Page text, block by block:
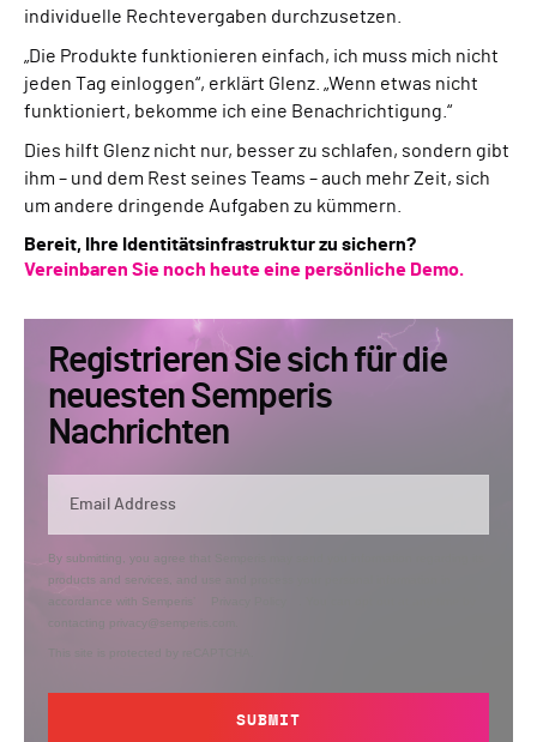
individuelle Rechtevergaben durchzusetzen.
„Die Produkte funktionieren einfach, ich muss mich nicht
jeden Tag einloggen“, erklärt Glenz. „Wenn etwas nicht
funktioniert, bekomme ich eine Benachrichtigung.“
Dies hilft Glenz nicht nur, besser zu schlafen, sondern gibt
ihm – und dem Rest seines Teams – auch mehr Zeit, sich
um andere dringende Aufgaben zu kümmern.
Bereit, Ihre Identitätsinfrastruktur zu sichern?
Vereinbaren Sie noch heute eine persönliche Demo.
Registrieren Sie sich für die
neuesten Semperis
Nachrichten
By submitting, you agree that Semperis may send you information regarding its
products and services, and use and process your personal information in
accordance with Semperis’
contacting privacy@semperis.com.
SUBMIT